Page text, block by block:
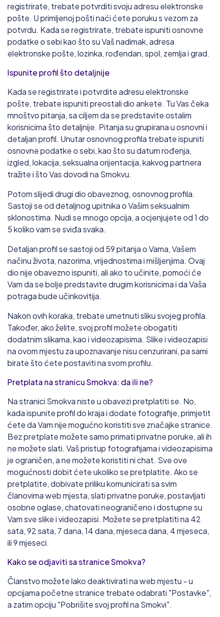
registrirate, trebate potvrditi svoju adresu elektronske
pošte. U primljenoj pošti naći ćete poruku s vezom za
potvrdu. Kada se registrirate, trebate ispuniti osnovne
podatke o sebi kao što su Vaš nadimak, adresa
elektronske pošte, lozinka, rođendan, spol, zemlja i grad.
Ispunite profil što detaljnije
Kada se registrirate i potvrdite adresu elektronske
pošte, trebate ispuniti preostali dio ankete. Tu Vas čeka
mnoštvo pitanja, sa ciljem da se predstavite ostalim
korisnicima što detaljnije. Pitanja su grupirana u osnovni i
detaljan profil. Unutar osnovnog profila trebate ispuniti
osnovne podatke o sebi, kao što su datum rođenja,
izgled, lokacija, seksualna orijentacija, kakvog partnera
tražite i što Vas dovodi na Smokvu.
Potom slijedi drugi dio obaveznog, osnovnog profila.
Sastoji se od detaljnog upitnika o Vašim seksualnim
sklonostima. Nudi se mnogo opcija, a ocjenjujete od 1 do
5 koliko vam se sviđa svaka.
Detaljan profil se sastoji od 59 pitanja o Vama, Vašem
načinu života, nazorima, vrijednostima i mišljenjima. Ovaj
dio nije obavezno ispuniti, ali ako to učinite, pomoći će
Vam da se bolje predstavite drugim korisnicima i da Vaša
potraga bude učinkovitija.
Nakon ovih koraka, trebate umetnuti sliku svojeg profila.
Također, ako želite, svoj profil možete obogatiti
dodatnim slikama, kao i videozapisima. Slike i videozapisi
na ovom mjestu za upoznavanje nisu cenzurirani, pa sami
birate što ćete postaviti na svom profilu.
Pretplata na stranicu Smokva: da ili ne?
Na stranici Smokva niste u obavezi pretplatiti se. No,
kada ispunite profil do kraja i dodate fotografije, primjetit
ćete da Vam nije mogućno koristiti sve značajke stranice.
Bez pretplate možete samo primati privatne poruke, ali ih
ne možete slati. Vaš pristup fotografijama i videozapisima
je ograničen, a ne možete koristiti ni chat. Sve ove
mogućnosti dobit ćete ukoliko se pretplatite. Ako se
pretplatite, dobivate priliku komunicirati sa svim
članovima web mjesta, slati privatne poruke, postavljati
osobne oglase, chatovati neograničeno i dostupne su
Vam sve slike i videozapisi. Možete se pretplatiti na 42
sata, 92 sata, 7 dana, 14 dana, mjeseca dana, 4 mjeseca,
ili 9 mjeseci.
Kako se odjaviti sa stranice Smokva?
Članstvo možete lako deaktivirati na web mjestu - u
opcijama početne stranice trebate odabrati "Postavke",
a zatim opciju "Pobrišite svoj profil na Smokvi".